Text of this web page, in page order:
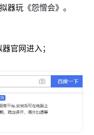
器玩《怨憎会》。
官网进入；